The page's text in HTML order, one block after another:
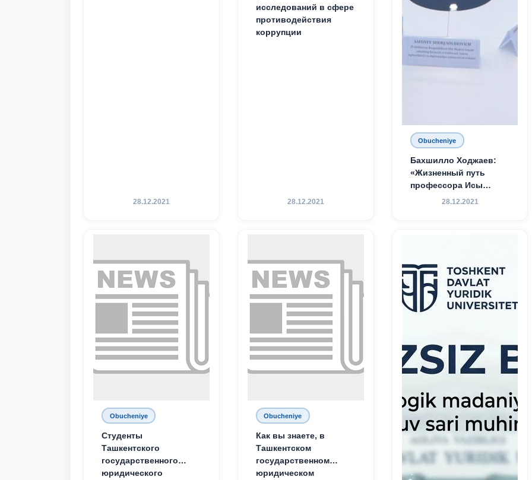
28.12.2021
исследований в сфере
противодействия
коррупции
28.12.2021
Obucheniye
Бахшилло Ходжаев:
«Жизненный путь
профессора Исы
Хамедова — яркий
28.12.2021
Obucheniye
Студенты
Ташкентского
государственного
юридического
Obucheniye
Как вы знаете, в
Ташкентском
государственном
юридическом